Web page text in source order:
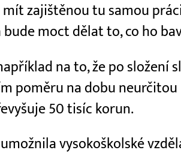
zajištěnou tu samou
bude moct dělat to, co ho
na to, že po složení
poměru na dobu
50 tisíc korun.
vysokoškolské